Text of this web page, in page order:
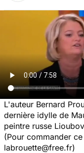
L'auteur Bernard
dernière idylle de
peintre russe
(Pour commander
labrouette@free.fr)